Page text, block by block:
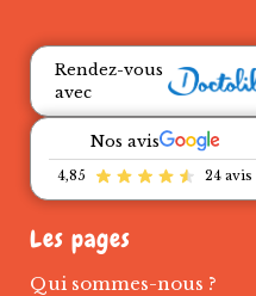
Rendez-vous
avec
Nos avis
4,85 24 avis
Les pages
Qui sommes-nous ?